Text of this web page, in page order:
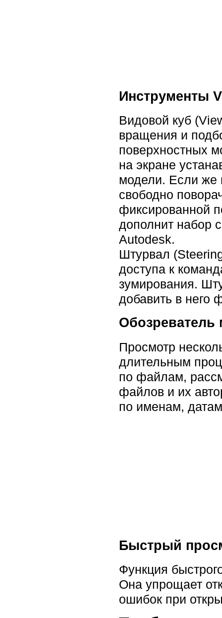
Инструменты
Видовой куб
вращения и
поверхностных
на экране
модели. Если же
свободно
фиксированной
дополнит набор
Autodesk.
Штурвал
доступа к
зумирования.
добавить в него
Просмотр
длительным
по файлам,
файлов и их
по именам,
Быстрый
Функция
Она упрощает
ошибок при